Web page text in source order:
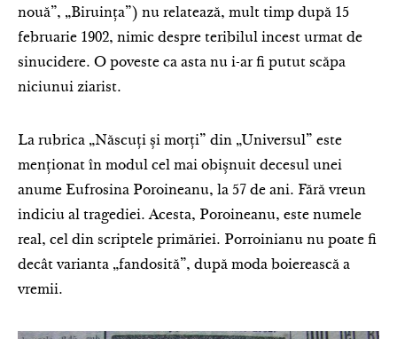
nouă”, „Biruința”) nu relatează, mult timp după 15
februarie 1902, nimic despre teribilul incest urmat de
sinucidere. O poveste ca asta nu i-ar fi putut scăpa
niciunui ziarist.
La rubrica „Născuți și morți” din „Universul” este
menționat în modul cel mai obișnuit decesul unei
anume Eufrosina Poroineanu, la 57 de ani. Fără vreun
indiciu al tragediei. Acesta, Poroineanu, este numele
real, cel din scriptele primăriei. Porroinianu nu poate fi
decât varianta „fandosită”, după moda boierească a
vremii.